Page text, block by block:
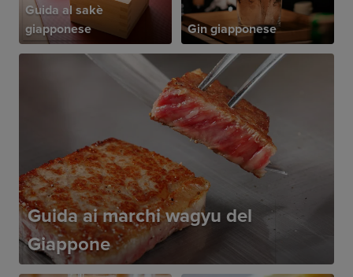
Guida al sakè
giapponese
Gin giapponese
Guida ai marchi wagyu del
Giappone